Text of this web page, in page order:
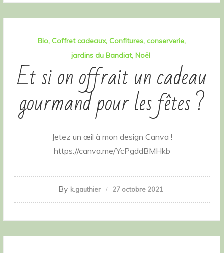
Bio Coffret cadeaux Confitures conserverie
jardins du Bandiat Noël
Et si on offrait un cadeau
gourmand pour les fêtes ?
Jetez un œil à mon design Canva !
https://canva.me/YcPgddBMHkb
By k.gauthier 27 octobre 2021